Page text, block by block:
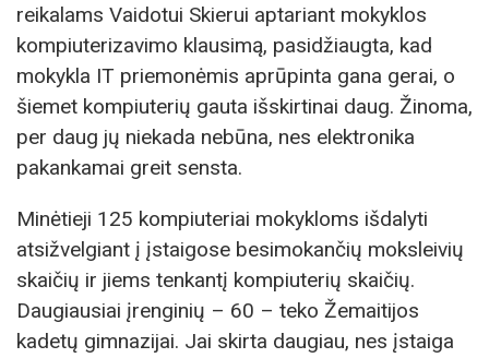
reikalams Vaidotui Skierui aptariant mokyklos
kompiuterizavimo klausimą, pasidžiaugta, kad
mokykla IT priemonėmis aprūpinta gana gerai, o
šiemet kompiuterių gauta išskirtinai daug. Žinoma,
per daug jų niekada nebūna, nes elektronika
pakankamai greit sensta.
Minėtieji 125 kompiuteriai mokykloms išdalyti
atsižvelgiant į įstaigose besimokančių moksleivių
skaičių ir jiems tenkantį kompiuterių skaičių.
Daugiausiai įrenginių – 60 – teko Žemaitijos
kadetų gimnazijai. Jai skirta daugiau, nes įstaiga